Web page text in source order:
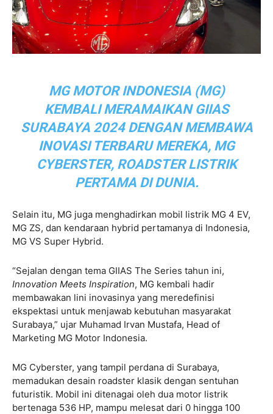
MG MOTOR INDONESIA (MG)
KEMBALI MERAMAIKAN GIIAS
SURABAYA 2024 DENGAN MEMBAWA
INOVASI TERBARU MEREKA, MG
CYBERSTER, ROADSTER LISTRIK
PERTAMA DI DUNIA.
Selain itu, MG juga menghadirkan mobil listrik MG 4 EV,
MG ZS, dan kendaraan hybrid pertamanya di Indonesia,
MG VS Super Hybrid.
“Sejalan dengan tema GIIAS The Series tahun ini,
Innovation Meets Inspiration, MG kembali hadir
membawakan lini inovasinya yang meredefinisi
ekspektasi untuk menjawab kebutuhan masyarakat
Surabaya,” ujar Muhamad Irvan Mustafa, Head of
Marketing MG Motor Indonesia.
MG Cyberster, yang tampil perdana di Surabaya,
memadukan desain roadster klasik dengan sentuhan
futuristik. Mobil ini ditenagai oleh dua motor listrik
bertenaga 536 HP, mampu melesat dari 0 hingga 100